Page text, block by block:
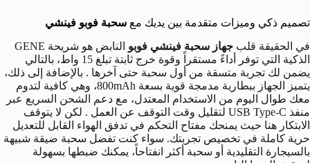
تصميم ذكي وميزات متقدمة بين يديك مع سحبة فوبو فينشي
في الحقيقة قلب جهاز سحبة فينشي فوبو
النابض هو شريحة GENE
الذكية التي توفر أداءً مستقراً وقوة خرج ثابتة تبلغ 15 واط، بالتالي
يضمن لك تجربة متسقة من أول سحبة حتى آخرها . بالإضافة إلى ذلك،
يتميز الجهاز ببطارية مدمجة قوية بسعة 800mAh، وهي كافية لتدوم
معك طوال اليوم من الاستخدام المعتدل، مع دعم الشحن السريع عبر
منفذ USB Type-C لتقليل وقت التوقف عن العمل . لكن لا يتوقف
الابتكار هنا حيث يمنحك مفتاح التحكم في تدفق الهواء القابل للتعديل
حرية كاملة في تخصيص تجربتك. سواء كنت تفضل سحبة ضيقة شبيهة
بالسيجارة التقليدية أو سحبة أكثر انفتاحاً، يمكنك ضبطها بسهولة